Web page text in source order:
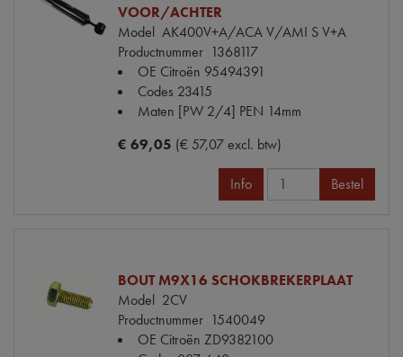
VOOR/ACHTER
Model AK400V+A/ACA V/AMI S V+A
Productnummer 1368117
OE Citroën 95494391
Codes 23415
Maten [PW 2/4] PEN 14mm
€ 69,05 (€ 57,07 excl. btw)
Info Bestel
BOUT M9X16 SCHOKBREKERPLAAT
Model 2CV
Productnummer 1540049
OE Citroën ZD9382100